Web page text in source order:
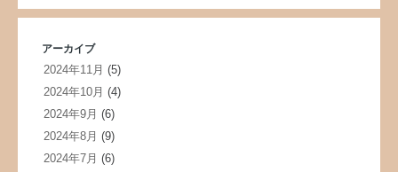
アーカイブ
2024年11月 (5)
2024年10月 (4)
2024年9月 (6)
2024年8月 (9)
2024年7月 (6)